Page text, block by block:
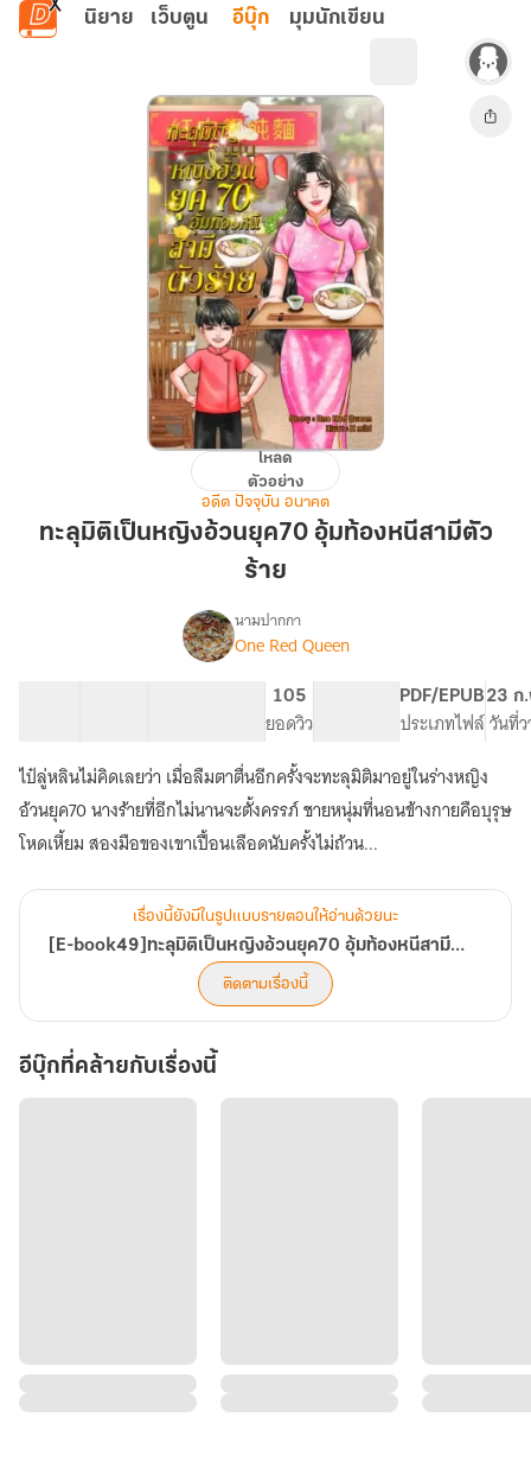
ข้ามไปยังเนื้อหาหลัก
นิยาย เว็บตูน อีบุ๊ก มุมนักเขียน
เป็น
หญิง
ตัว
ร้าย
โหลด
ตัวอย่าง
อดีต ปัจจุบัน อนาคต
ทะลุมิติเป็นหญิงอ้วนยุค70 อุ้มท้องหนีสามีตัว
ร้าย
เรื่อง[E-
มิติ
เป็น
หญิง
อ้วน
ยุค70
อุ้ม
ท้อง
สามี
ตัว
ร้าย
นามปากกา
One Red Queen
105
ยอดวิว
PDF/EPUB
ประเภทไฟล์
23 ก
วันที่
ไป๋ลู่หลินไม่คิดเลยว่า เมื่อลืมตาตื่นอีกครั้งจะทะลุมิติมาอยู่ในร่างหญิง
อ้วนยุค70 นางร้ายที่อีกไม่นานจะตั้งครรภ์ ชายหนุ่มที่นอนข้างกายคือบุรุษ
โหดเหี้ยม สองมือของเขาเปื้อนเลือดนับครั้งไม่ถ้วน...
เรื่องนี้ยังมีในรูปแบบรายตอนให้อ่านด้วยนะ
[E-book49]ทะลุมิติเป็นหญิงอ้วนยุค70 อุ้มท้องหนีสามีตัวร้าย
ติดตามเรื่องนี้
อีบุ๊กที่คล้ายกับเรื่องนี้